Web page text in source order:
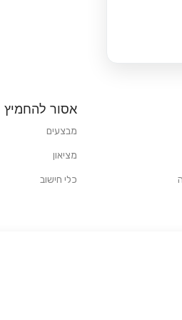
אסור להחמיץ
מבצעים
מציאון
כלי חישוב